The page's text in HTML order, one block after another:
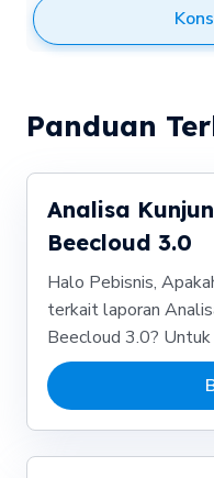
Panduan
Analisa
Beecloud 3.0
Halo Pebisnis,
terkait laporan
Beecloud 3.0? Untuk